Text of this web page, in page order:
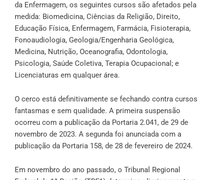
da Enfermagem, os seguintes cursos são afetados pela
medida: Biomedicina, Ciências da Religião, Direito,
Educação Física, Enfermagem, Farmácia, Fisioterapia,
Fonoaudiologia, Geologia/Engenharia Geológica,
Medicina, Nutrição, Oceanografia, Odontologia,
Psicologia, Saúde Coletiva, Terapia Ocupacional; e
Licenciaturas em qualquer área.
O cerco está definitivamente se fechando contra cursos
fantasmas e sem qualidade. A primeira suspensão
ocorreu com a publicação da Portaria 2.041, de 29 de
novembro de 2023. A segunda foi anunciada com a
publicação da Portaria 158, de 28 de fevereiro de 2024.
Em novembro do ano passado, o Tribunal Regional